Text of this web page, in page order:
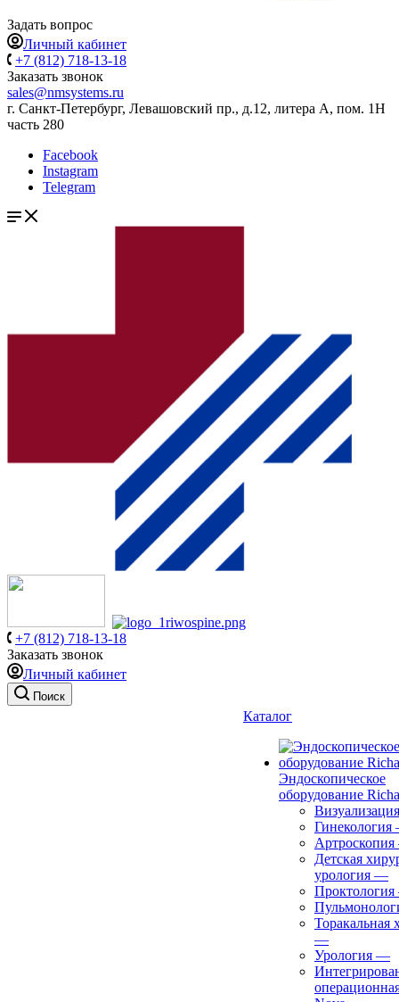
Задать вопрос
Личный кабинет
+7 (812) 718-13-18
Заказать звонок
sales@nmsystems.ru
г. Санкт-Петербург, Левашовский пр., д.12, литера А, пом. 1Н
часть 280
Facebook
Instagram
Telegram
+7 (812) 718-13-18
Заказать звонок
Личный кабинет
Поиск
Каталог
Эндоскопическое
оборудование
Визуализация
Гинекология
Артроскопия
Детская
урология —
Проктология
Торакальная
—
Урология —